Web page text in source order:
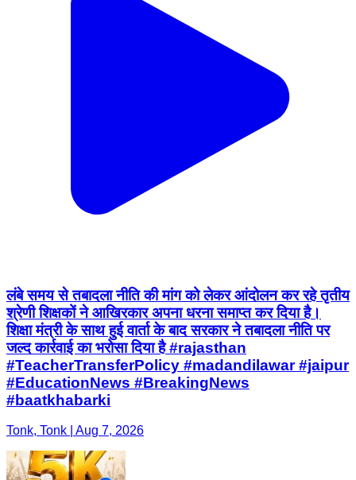
लंबे समय से तबादला नीति की मांग को लेकर आंदोलन कर रहे तृतीय
श्रेणी शिक्षकों ने आखिरकार अपना धरना समाप्त कर दिया है।
शिक्षा मंत्री के साथ हुई वार्ता के बाद सरकार ने तबादला नीति पर
जल्द कार्रवाई का भरोसा दिया है #rajasthan
#TeacherTransferPolicy #madandilawar #jaipur
#EducationNews #BreakingNews
#baatkhabarki
Tonk, Tonk | Aug 7, 2026